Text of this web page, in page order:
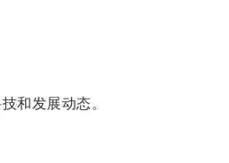
和发展动态。